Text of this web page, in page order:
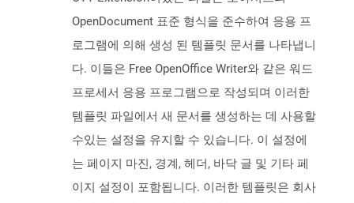
OpenDocument 표준 형식을 준수하여 응용 프
로그램에 의해 생성 된 템플릿 문서를 나타냅니
다. 이들은 Free OpenOffice Writer와 같은 워드
프로세서 응용 프로그램으로 작성되며 이러한
템플릿 파일에서 새 문서를 생성하는 데 사용할
수있는 설정을 유지할 수 있습니다. 이 설정에
는 페이지 마진, 경계, 헤더, 바닥 글 및 기타 페
이지 설정이 포함됩니다. 이러한 템플릿은 회사